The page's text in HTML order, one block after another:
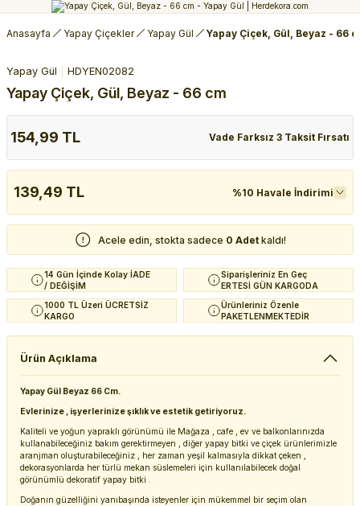
Anasayfa Yapay Çiçekler Yapay Gül Yapay Çiçek, Gül, Beyaz - 66
Yapay Gül HDYEN02082
Yapay Çiçek, Gül, Beyaz - 66 cm
154,99 TL Vade Farksız 3 Taksit Fırsatı
139,49 TL %10 Havale İndirimi
Acele edin, stokta sadece 0 Adet kaldı!
14 Gün İçinde Kolay İADE
/ DEĞİŞİM
Siparişleriniz En Geç
ERTESİ GÜN KARGODA
1000 TL Üzeri ÜCRETSİZ
KARGO
Ürünleriniz Özenle
PAKETLENMEKTEDİR
Ürün Açıklama
Yapay Gül Beyaz 66 Cm.
Evlerinize , işyerlerinize şıklık ve estetik getiriyoruz.
Kaliteli ve yoğun yapraklı görünümü ile Mağaza , cafe , ev ve balkonlarınızda
kullanabileceğiniz bakım gerektirmeyen , diğer yapay bitki ve çiçek ürünlerimizle
aranjman oluşturabileceğiniz , her zaman yeşil kalmasıyla dikkat çeken ,
dekorasyonlarda her türlü mekan süslemeleri için kullanılabilecek doğal
görünümlü dekoratif yapay bitki .
Doğanın güzelliğini yanıbaşında isteyenler için mükemmel bir seçim olan